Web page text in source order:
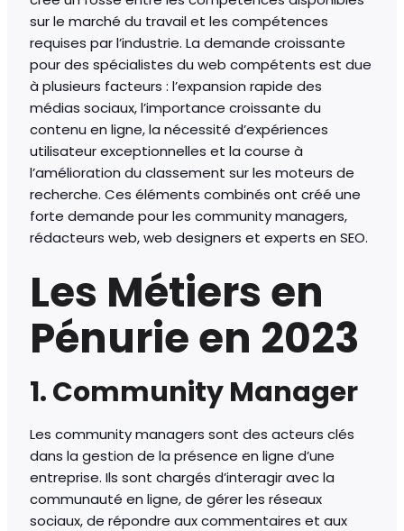
sur le marché du travail et les compétences
requises par l’industrie. La demande croissante
pour des spécialistes du web compétents est due
à plusieurs facteurs : l’expansion rapide des
médias sociaux, l’importance croissante du
contenu en ligne, la nécessité d’expériences
utilisateur exceptionnelles et la course à
l’amélioration du classement sur les moteurs de
recherche. Ces éléments combinés ont créé une
forte demande pour les community managers,
rédacteurs web, web designers et experts en SEO.
Les Métiers en
Pénurie en 2023
1. Community Manager
Les community managers sont des acteurs clés
dans la gestion de la présence en ligne d’une
entreprise. Ils sont chargés d’interagir avec la
communauté en ligne, de gérer les réseaux
sociaux, de répondre aux commentaires et aux